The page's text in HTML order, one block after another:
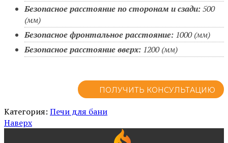
Безопасное расстояние по сторонам и сзади:500
(мм)
Безопасное фронтальное расстояние: 1000 (мм)
Безопасное расстояние вверх: 1200 (мм)
ПОЛУЧИТЬ КОНСУЛЬТАЦИЮ
Категория: Печи для бани
Наверх